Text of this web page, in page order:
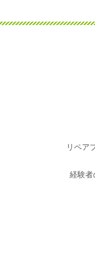
リペア
経験者